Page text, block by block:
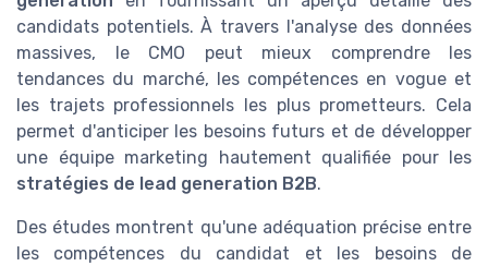
candidats potentiels. À travers l'analyse des données
massives, le CMO peut mieux comprendre les
tendances du marché, les compétences en vogue et
les trajets professionnels les plus prometteurs. Cela
permet d'anticiper les besoins futurs et de développer
une équipe marketing hautement qualifiée pour les
stratégies de lead generation B2B.
Des études montrent qu'une adéquation précise entre
les compétences du candidat et les besoins de